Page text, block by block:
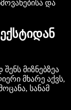
და
მიზნებზეა
მხარე აქვს,
სანამ